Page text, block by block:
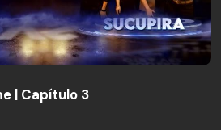
| Capítulo 3